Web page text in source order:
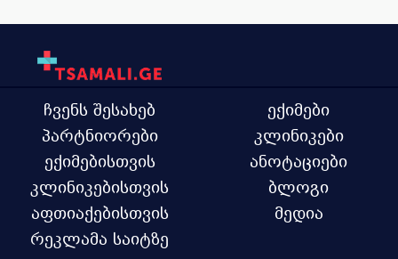
ჩვენს შესახებ
პარტნიორები
ექიმებისთვის
კლინიკებისთვის
აფთიაქებისთვის
რეკლამა საიტზე
ექიმები
კლინიკები
ანოტაციები
ბლოგი
მედია